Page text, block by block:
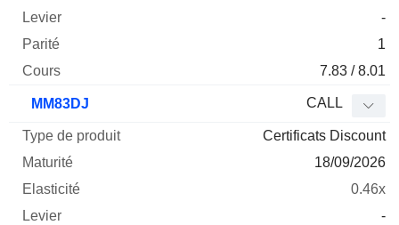
-
1
7.83 / 8.01
MM83DJ CALL
Certificats Discount
18/09/2026
0.46x
-